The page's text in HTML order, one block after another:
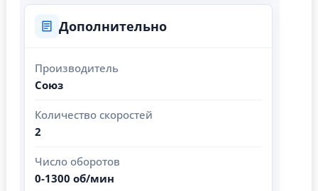
Дополнительно
Производитель
Союз
Количество скоростей
2
Число оборотов
0-1300 об/мин